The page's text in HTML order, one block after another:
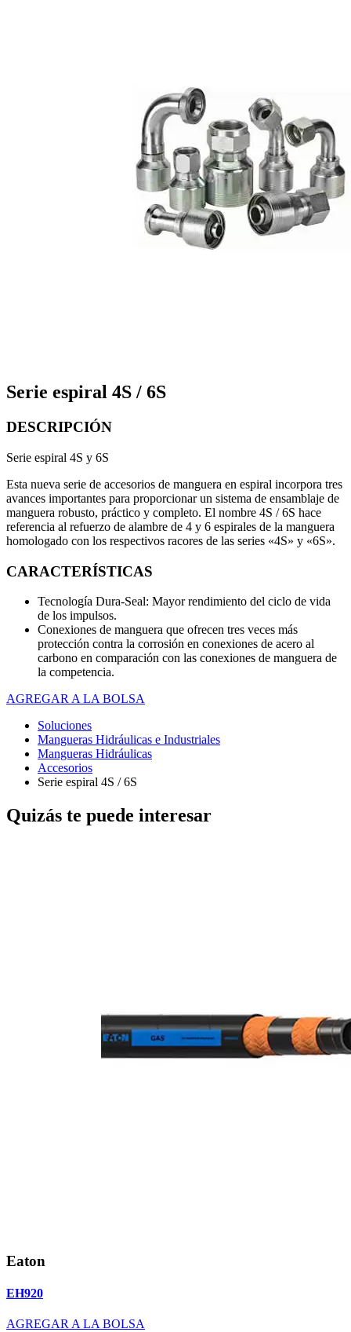
Serie espiral 4S / 6S
DESCRIPCIÓN
Serie espiral 4S y 6S
Esta nueva serie de accesorios de manguera en espiral incorpora tres
avances importantes para proporcionar un sistema de ensamblaje de
manguera robusto, práctico y completo. El nombre 4S / 6S hace
referencia al refuerzo de alambre de 4 y 6 espirales de la manguera
homologado con los respectivos racores de las series «4S» y «6S».
CARACTERÍSTICAS
Tecnología Dura-Seal: Mayor rendimiento del ciclo de vida
de los impulsos.
Conexiones de manguera que ofrecen tres veces más
protección contra la corrosión en conexiones de acero al
carbono en comparación con las conexiones de manguera de
la competencia.
AGREGAR A LA BOLSA
Soluciones
Mangueras Hidráulicas e Industriales
Mangueras Hidráulicas
Accesorios
Serie espiral 4S / 6S
Quizás te puede interesar
Eaton
EH920
AGREGAR A LA BOLSA